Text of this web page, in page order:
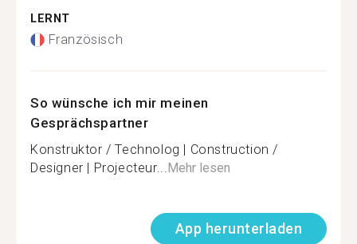
LERNT
Französisch
So wünsche ich mir meinen
Gesprächspartner
Konstruktor / Technolog | Construction /
Designer | Projecteur...Mehr lesen
App herunterladen